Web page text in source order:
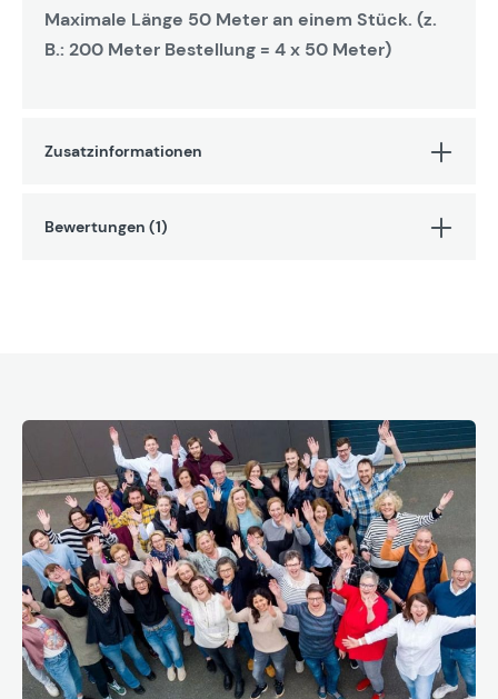
Maximale Länge 50 Meter an einem Stück. (z.
B.: 200 Meter Bestellung = 4 x 50 Meter)
Zusatzinformationen
Bewertungen (1)